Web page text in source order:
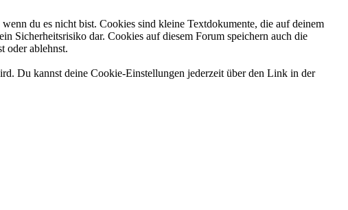
du es nicht bist. Cookies sind kleine Textdokumente, die auf deinem
Sicherheitsrisiko dar. Cookies auf diesem Forum speichern auch die
oder ablehnst.
Du kannst deine Cookie-Einstellungen jederzeit über den Link in der